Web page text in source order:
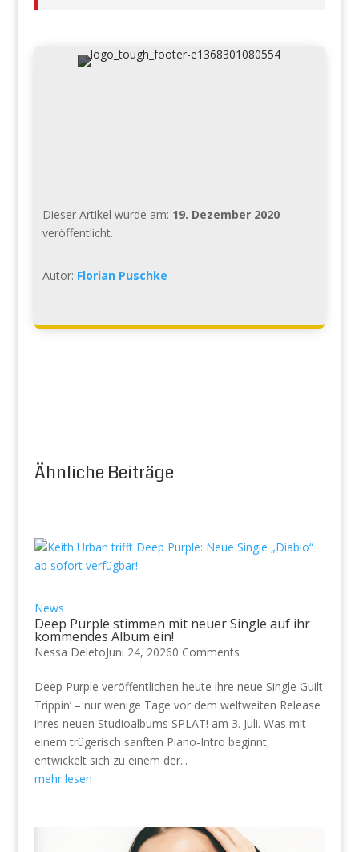
Dieser Artikel wurde am: 19. Dezember 2020
veröffentlicht.
Autor: Florian Puschke
Ähnliche Beiträge
News
Deep Purple stimmen mit neuer Single auf ihr
kommendes Album ein!
Nessa DeletoJuni 24, 20260 Comments
Deep Purple veröffentlichen heute ihre neue Single Guilt
Trippin’ – nur wenige Tage vor dem weltweiten Release
ihres neuen Studioalbums SPLAT! am 3. Juli. Was mit
einem trügerisch sanften Piano-Intro beginnt,
entwickelt sich zu einem der...
mehr lesen